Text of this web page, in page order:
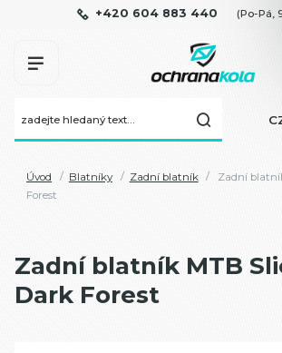
+420 604 883 440 (Po-Pá,
Úvod Blatníky Zadní blatník
Zadní
Forest
Zadní blatník MTB
Dark Forest